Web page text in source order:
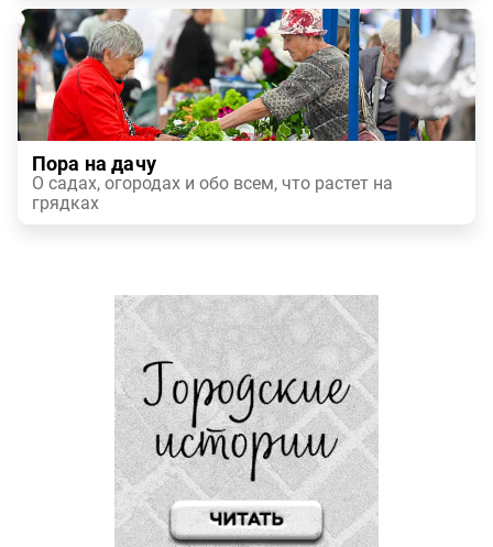
Пора на дачу
О садах, огородах и обо всем, что растет на
грядках